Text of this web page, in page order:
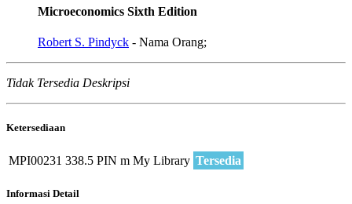
Microeconomics Sixth Edition
Robert S. Pindyck - Nama Orang;
Tidak Tersedia Deskripsi
Ketersediaan
MPI00231 338.5 PIN m My Library Tersedia
Informasi Detail